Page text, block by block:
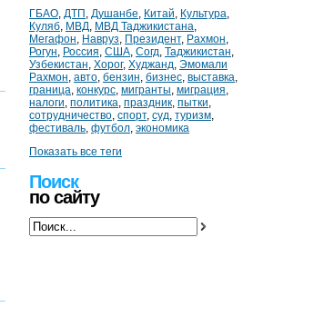
ГБАО, ДТП , Душанбе, Китай, Культура,
Куляб, МВД, МВД Таджикистана,
Мегафон, Навруз, Президент, Рахмон,
Рогун, Россия, США, Согд, Таджикистан,
Узбекистан, Хорог, Худжанд, Эмомали
Рахмон, авто, бензин, бизнес, выставка,
граница, конкурс, мигранты, миграция,
налоги, политика, праздник, пытки,
сотрудничество, спорт, суд, туризм,
фестиваль, футбол, экономика
Показать все теги
Поиск
по сайту